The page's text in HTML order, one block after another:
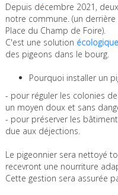
Depuis décembre 2021,
notre commune. (un
Place du Champ de Foire).
C'est une solution écologique
des pigeons dans le bourg.
Pourquoi installer un
- pour réguler les colonies
un moyen doux et sans
- pour préserver les
due aux déjections.
Le pigeonnier sera nettoyé
recevront une nourriture
Cette gestion sera assurée